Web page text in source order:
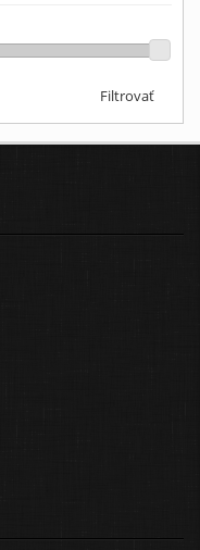
Filtrovať